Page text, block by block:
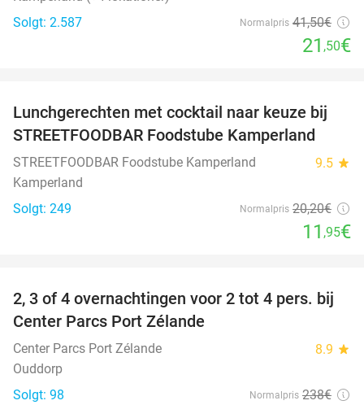
Solgt: 2.587
Normalpris 41,50€
21 ,50€
41%
Lunchgerechten met cocktail naar keuze bij
STREETFOODBAR Foodstube Kamperland
STREETFOODBAR Foodstube Kamperland 9.5 star
Kamperland
Solgt: 249
Normalpris 20,20€
11 ,95€
17%
2, 3 of 4 overnachtingen voor 2 tot 4 pers. bij
Center Parcs Port Zélande
Center Parcs Port Zélande 8.9 star
Ouddorp
Solgt: 98
Normalpris 238€